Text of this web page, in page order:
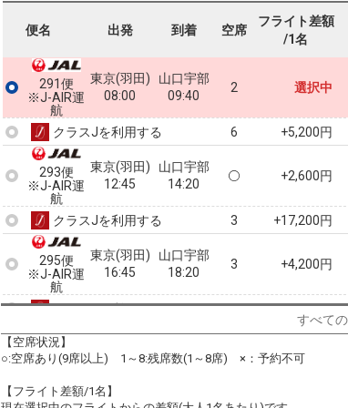
便名 出発 到着 空席
フライト差額
/1名
291便
※J-AIR運
航
東京(羽田)
08:00
山口宇部
09:40
2 選択中
クラスJを利用する 6 +5,200円
293便
※J-AIR運
航
東京(羽田)
12:45
山口宇部
14:20
+2,600円
クラスJを利用する 3 +17,200円
295便
※J-AIR運
航
東京(羽田)
16:45
山口宇部
18:20
3 +4,200円
クラスJを利用する 2 +5,200円
297便
※J-AIR運
19:15
20:50
+5,800円
クラスJを利用する
すべて
【空席状況】
○:空席あり(9席以上) 1～8:残席数(1～8席) ×：予約不可
【フライト差額/1名】